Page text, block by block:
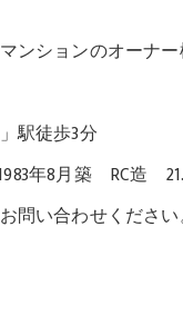
ンションのオーナ
駅徒歩3分
年8月築 RC造
問い合わせください